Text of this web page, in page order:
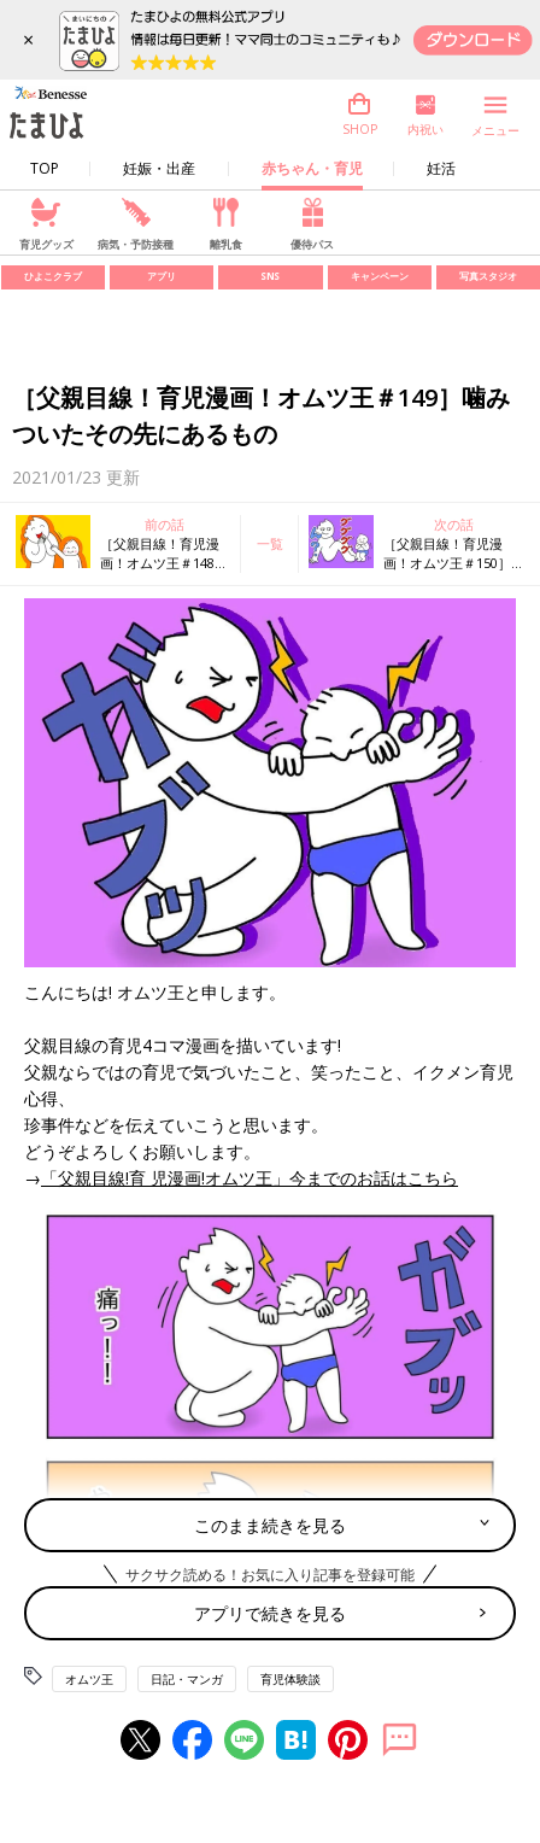
×
TOP 妊娠・出産 赤ちゃん・育児 妊活
SHOP 内祝い メニュー
育児グッズ 病気・予防接種 離乳食 優待パス
ひよこクラブ アプリ SNS キャンペーン 写真スタジオ
［父親目線！育児漫画！オムツ王＃149］噛み
ついたその先にあるもの
2021/01/23 更新
前の話
［父親目線！育児漫
画！オムツ王＃148］
一覧
次の話
［父親目線！育児漫
画！オムツ王＃150］
こんにちは! オムツ王と申します。
父親目線の育児4コマ漫画を描いています!
父親ならではの育児で気づいたこと、笑ったこと、イクメン育児
心得、
珍事件などを伝えていこうと思います。
どうぞよろしくお願いします。
→ 「父親目線!育 児漫画!オムツ王」今までのお話はこちら
このまま続きを見る
サクサク読める！お気に入り記事を登録可能
アプリで続きを見る
オムツ王 日記・マンガ 育児体験談